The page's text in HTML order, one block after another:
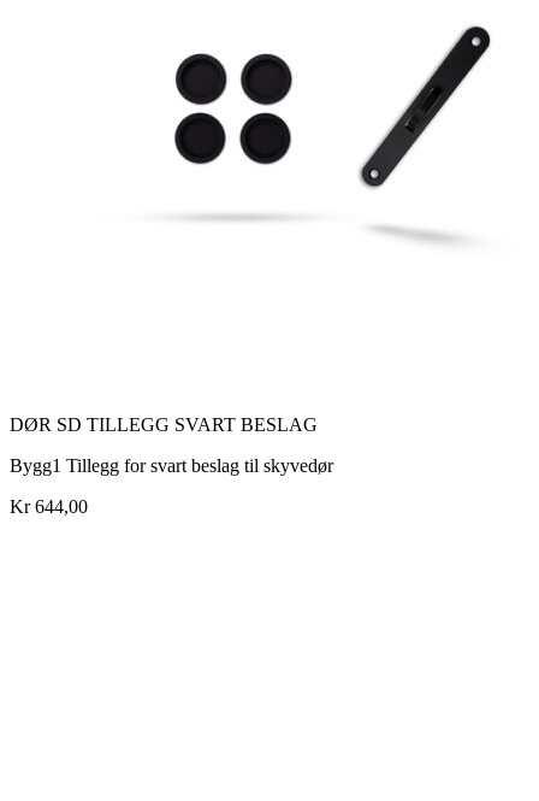
DØR SD TILLEGG SVART BESLAG
Bygg1 Tillegg for svart beslag til skyvedør
Kr 644,00